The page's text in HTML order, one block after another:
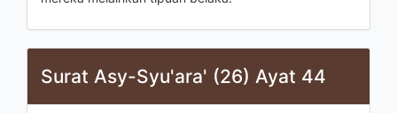
Surat Asy-Syu'ara' (26) Ayat 44